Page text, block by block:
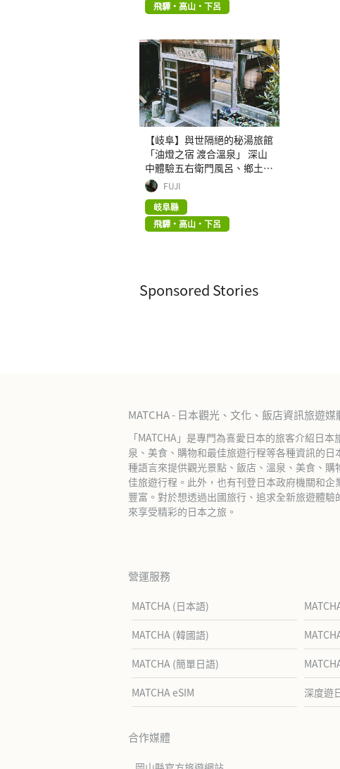
飛驒・高山・下呂
【岐阜】與世隔絕的秘湯旅館
「油燈之宿 渡合溫泉」 深山
中體驗五右衛門風呂、鄉土美
食
FUJI
岐阜縣
飛驒・高山・下呂
Sponsored Stories
MATCHA - 日本觀光、文化、飯店資訊旅遊媒
「MATCHA」是專門為喜愛日本的旅客介紹日
泉、美食、購物和最佳旅遊行程等各種資訊的
種語言來提供觀光景點、飯店、溫泉、美食、購
佳旅遊行程。此外，也有刊登日本政府機關和企
豐富。對於想透過出國旅行、追求全新旅遊體驗
來享受精彩的日本之旅。
營運服務
MATCHA (日本語)
MATCHA (韓國語)
MATCHA (簡單日語)
MATCHA eSIM 深度遊
合作媒體